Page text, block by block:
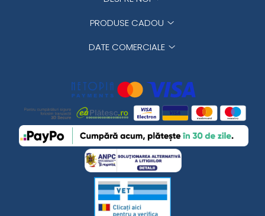
PRODUSE CADOU
DATE COMERCIALE